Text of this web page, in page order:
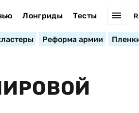
Лонгриды Тесты
Реформа армии